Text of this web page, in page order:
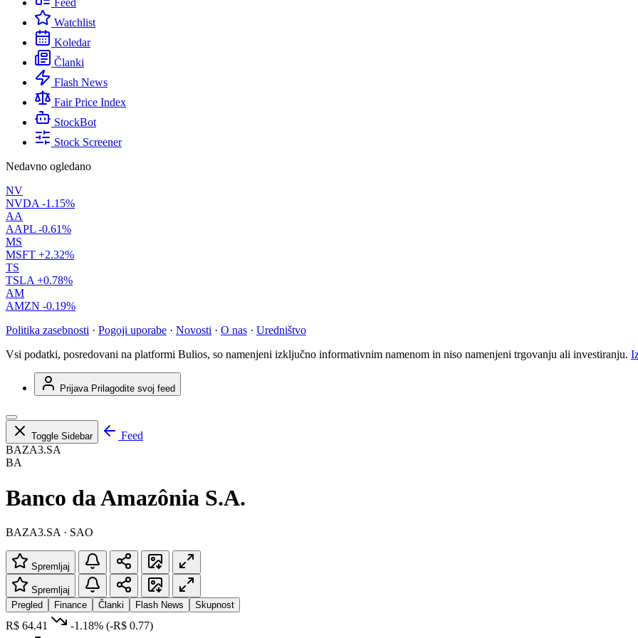
Feed
Watchlist
Koledar
Članki
Flash News
Fair Price Index
StockBot
Stock Screener
Nedavno ogledano
NV
NVDA -1.15%
AA
AAPL -0.61%
MS
MSFT +2.32%
TS
TSLA +0.78%
AM
AMZN -0.19%
Politika zasebnosti · Pogoji uporabe · Novosti · O nas · Uredništvo
Vsi podatki, posredovani na platformi Bulios, so namenjeni izključno informativnim namenom in niso namenjeni trgovanju ali investiranju.
Prijava Prilagodite svoj feed
Toggle Sidebar
Feed
BAZA3.SA
BA
Banco da Amazônia S.A.
BAZA3.SA · SAO
Spremljaj
Spremljaj
Pregled
Finance Članki Flash News Skupnost
R$ 64.41 -1.18% (-R$ 0.77)